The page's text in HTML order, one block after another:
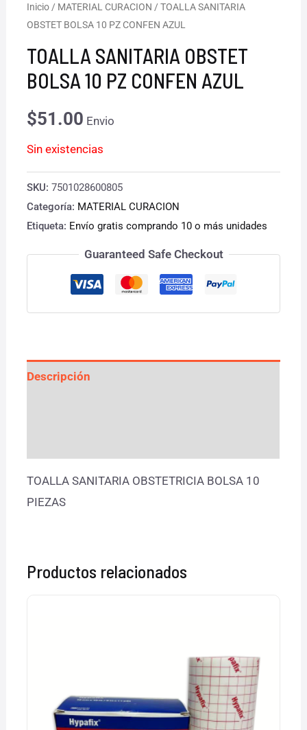
Inicio / MATERIAL CURACION / TOALLA SANITARIA
OBSTET BOLSA 10 PZ CONFEN AZUL
TOALLA SANITARIA OBSTET
BOLSA 10 PZ CONFEN AZUL
$51.00 Envio
Sin existencias
SKU:7501028600805
Categoría: MATERIAL CURACION
Etiqueta: Envío gratis comprando 10 o más unidades
Guaranteed Safe Checkout
Descripción
TOALLA SANITARIA OBSTETRICIA BOLSA 10
PIEZAS
Productos relacionados